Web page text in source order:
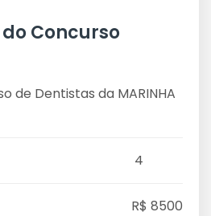
Concurso
de Dentistas da MARINHA
4
R$ 8500